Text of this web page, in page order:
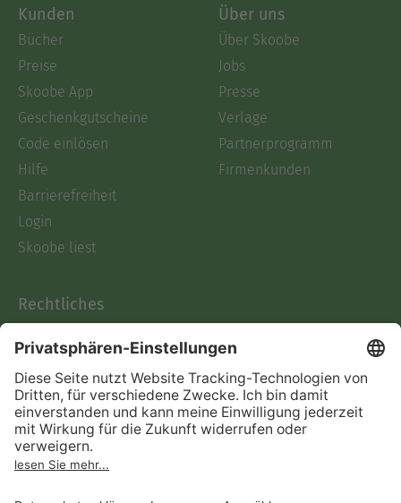
Kunden
Bücher
Preise
Skoobe App
Geschenkgutscheine
Code einlösen
Hilfe
Barrierefreiheit
Login
Skoobe liest
Über uns
Über Skoobe
Jobs
Presse
Verlage
Partnerprogramm
Firmenkunden
Rechtliches
AGB
Informationen nach Data
Act
Verträge hier kündigen
Impressum